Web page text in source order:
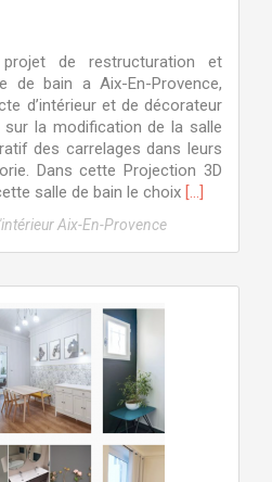
de restructuration et
de bain a Aix-En-Provence,
d’intérieur et de décorateur
la modification de la salle
des carrelages dans leurs
Dans cette Projection 3D
salle de bain le choix En
[…]
Aix-En-Provence